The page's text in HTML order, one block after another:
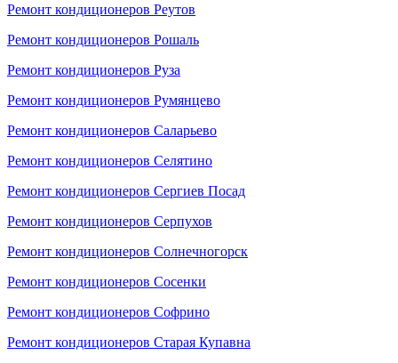
Ремонт кондиционеров Реутов
Ремонт кондиционеров Рошаль
Ремонт кондиционеров Руза
Ремонт кондиционеров Румянцево
Ремонт кондиционеров Саларьево
Ремонт кондиционеров Селятино
Ремонт кондиционеров Сергиев Посад
Ремонт кондиционеров Серпухов
Ремонт кондиционеров Солнечногорск
Ремонт кондиционеров Сосенки
Ремонт кондиционеров Софрино
Ремонт кондиционеров Старая Купавна